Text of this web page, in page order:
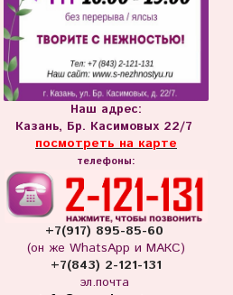
Наш адрес:
Казань, Бр. Касимовых 22/7
посмотреть на карте
телефоны:
+7(917) 895-85-60
(он же WhatsApp и МАКС)
+7(843) 2-121-131
эл.почта